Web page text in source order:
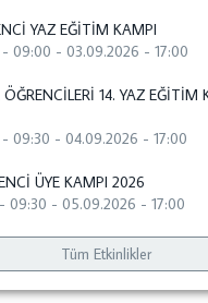
YAZ EĞİTİM KAMPI
09:00 -03.09.2026 - 17:00
14. YAZ EĞİTİM
09:30 -04.09.2026 - 17:00
ÜYE KAMPI 2026
09:30 -05.09.2026 - 17:00
Tüm Etkinlikler